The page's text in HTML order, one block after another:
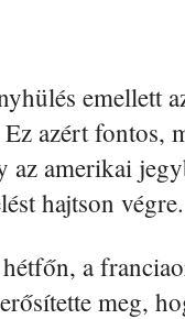
emellett
azért fontos,
amerikai
hajtson végre.
hétfőn, a
meg,